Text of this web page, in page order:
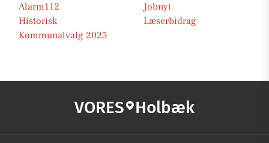
Alarm112
Jobnyt
Historisk
Læserbidrag
Kommunalvalg 2025
VORES Holbæk